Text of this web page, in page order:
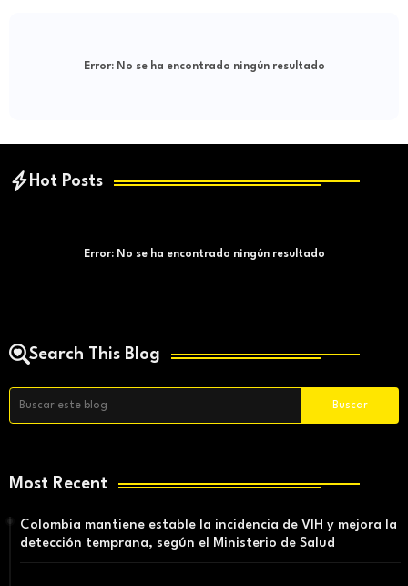
Error:No se ha encontrado ningún resultado
Hot Posts
Error:No se ha encontrado ningún resultado
Search This Blog
Most Recent
Colombia mantiene estable la incidencia de VIH y mejora la
detección temprana, según el Ministerio de Salud